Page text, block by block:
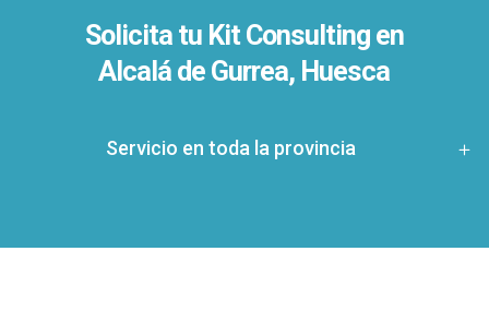
Solicita tu Kit Consulting en
Alcalá de Gurrea, Huesca
Servicio en toda la provincia